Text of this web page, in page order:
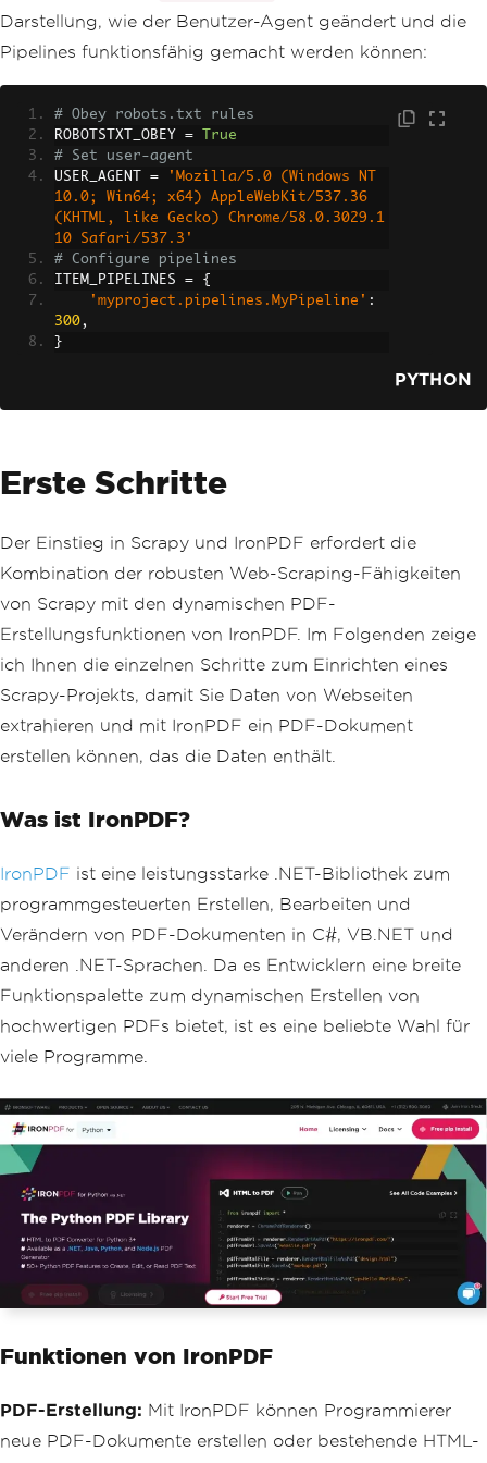
Darstellung, wie der Benutzer-Agent geändert und die
Pipelines funktionsfähig gemacht werden können:
# Obey robots.txt rules
ROBOTSTXT_OBEY =
True
# Set user-agent
USER_AGENT =
'Mozilla/5.0 (Windows NT
10.0; Win64; x64) AppleWebKit/537.36
(KHTML, like Gecko) Chrome/58.0.3029.1
10 Safari/537.3'
# Configure pipelines
ITEM_PIPELINES =
{
'myproject.pipelines.MyPipeline' :
300,
}
PYTHON
Erste Schritte
Der Einstieg in Scrapy und IronPDF erfordert die
Kombination der robusten Web-Scraping-Fähigkeiten
von Scrapy mit den dynamischen PDF-
Erstellungsfunktionen von IronPDF. Im Folgenden zeige
ich Ihnen die einzelnen Schritte zum Einrichten eines
Scrapy-Projekts, damit Sie Daten von Webseiten
extrahieren und mit IronPDF ein PDF-Dokument
erstellen können, das die Daten enthält.
Was ist IronPDF?
IronPDF ist eine leistungsstarke .NET-Bibliothek zum
programmgesteuerten Erstellen, Bearbeiten und
Verändern von PDF-Dokumenten in C#, VB.NET und
anderen .NET-Sprachen. Da es Entwicklern eine breite
Funktionspalette zum dynamischen Erstellen von
hochwertigen PDFs bietet, ist es eine beliebte Wahl für
viele Programme.
Funktionen von IronPDF
PDF-Erstellung: Mit IronPDF können Programmierer
neue PDF-Dokumente erstellen oder bestehende HTML-